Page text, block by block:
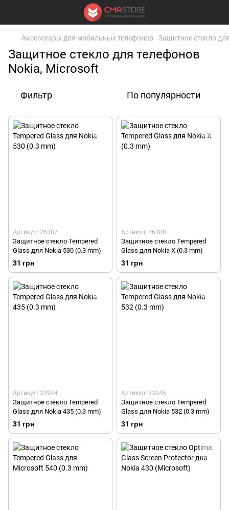
Аксессуары для мобильных телефонов Защитное стекло
Защитное стекло для телефонов
Nokia, Microsoft
Фильтр По популярности
Артикул: 26387
Защитное стекло Tempered
Glass для Nokia 530 (0.3 mm)
31 грн
Артикул: 26388
Защитное стекло Tempered
Glass для Nokia X (0.3 mm)
31 грн
Артикул: 33944
Защитное стекло Tempered
Glass для Nokia 435 (0.3 mm)
31 грн
Артикул: 33945
Защитное стекло Tempered
Glass для Nokia 532 (0.3 mm)
31 грн